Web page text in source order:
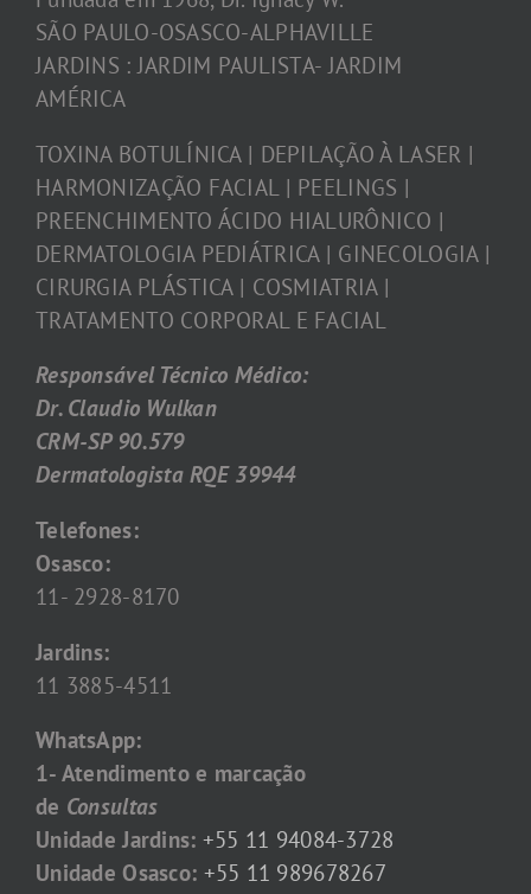
SÃO PAULO-OSASCO-ALPHAVILLE
JARDINS : JARDIM PAULISTA- JARDIM
AMÉRICA
TOXINA BOTULÍNICA | DEPILAÇÃO À LASER |
HARMONIZAÇÃO FACIAL | PEELINGS |
PREENCHIMENTO ÁCIDO HIALURÔNICO |
DERMATOLOGIA PEDIÁTRICA | GINECOLOGIA |
CIRURGIA PLÁSTICA | COSMIATRIA |
TRATAMENTO CORPORAL E FACIAL
Responsável Técnico Médico:
Dr. Claudio Wulkan
CRM-SP 90.579
Dermatologista RQE 39944
Telefones:
Osasco:
11- 2928-8170
Jardins:
11 3885-4511
WhatsApp:
1- Atendimento e marcação
de Consultas
Unidade Jardins: +55 11 94084-3728
Unidade Osasco: +55 11 989678267